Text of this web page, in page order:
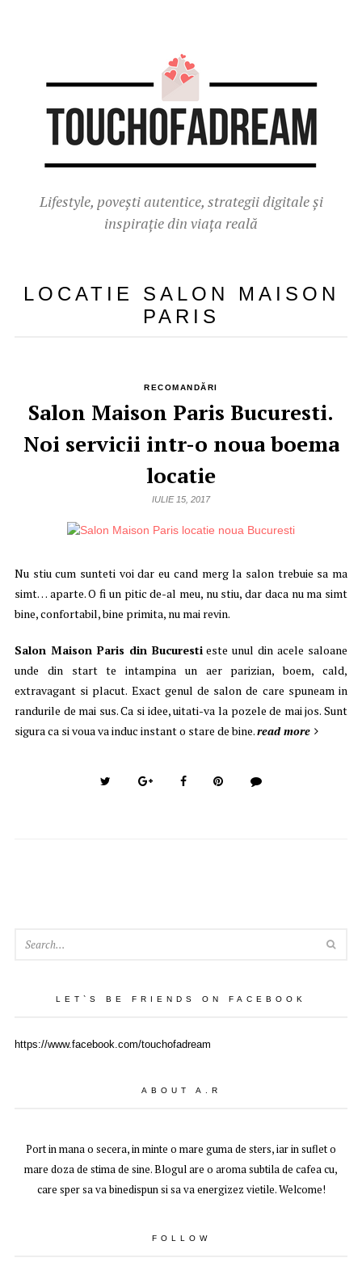
Lifestyle, povești autentice, strategii digitale și
inspirație din viața reală
LOCATIE SALON MAISON
PARIS
RECOMANDĂRI
Salon Maison Paris Bucuresti.
Noi servicii intr-o noua boema
locatie
IULIE 15, 2017
Nu stiu cum sunteti voi dar eu cand merg la salon trebuie sa ma
simt… aparte. O fi un pitic de-al meu, nu stiu, dar daca nu ma simt
bine, confortabil, bine primita, nu mai revin.
Salon Maison Paris din Bucurestieste unul din acele saloane
unde din start te intampina un aer parizian, boem, cald,
extravagant si placut. Exact genul de salon de care spuneam in
randurile de mai sus. Ca si idee, uitati-va la pozele de mai jos. Sunt
sigura ca si voua va induc instant o stare de bine.read more
LET`S BE FRIENDS ON FACEBOOK
https://www.facebook.com/touchofadream
ABOUT A.R
Port in mana o secera, in minte o mare guma de sters, iar in suflet o
mare doza de stima de sine. Blogul are o aroma subtila de cafea cu,
care sper sa va binedispun si sa va energizez vietile. Welcome!
FOLLOW